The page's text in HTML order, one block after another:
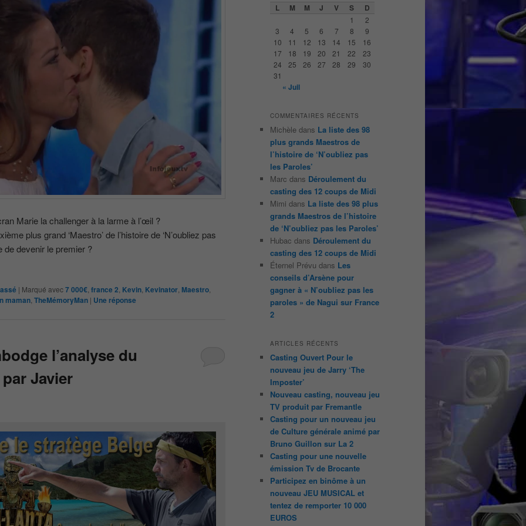
Marie la challenger à la larme à l’œil ?
plus grand ‘Maestro’ de l’histoire de ‘N’oubliez pas
de devenir le premier ?
| Marqué avec7 000€ france 2 Kevin Kevinator Maestro
maman TheMémoryMan | Une réponse
l’analyse du
Javier
L M M J V S D
1
2
3
4 5 6 7 8
9
10
11 12 13 14 15
16
17
18 19 20 21 22
23
24
25 26 27 28 29
30
31
« Juil
COMMENTAIRES RÉCENTS
Michèle dans La liste des 98
plus grands Maestros de
l’histoire de ‘N’oubliez pas
les Paroles’
Marc dans Déroulement du
casting des 12 coups de Midi
Mimi dans La liste des 98 plus
grands Maestros de l’histoire
de ‘N’oubliez pas les Paroles’
Hubac dans Déroulement du
casting des 12 coups de Midi
Éternel Prévu dans Les
conseils d’Arsène pour
gagner à « N’oubliez pas les
paroles » de Nagui sur France
2
ARTICLES RÉCENTS
Casting Ouvert Pour le
nouveau jeu de Jarry ‘The
Imposter’
Nouveau casting, nouveau jeu
TV produit par Fremantle
Casting pour un nouveau jeu
de Culture générale animé par
Bruno Guillon sur La 2
Casting pour une nouvelle
émission Tv de Brocante
Participez en binôme à un
nouveau JEU MUSICAL et
tentez de remporter 10 000
EUROS